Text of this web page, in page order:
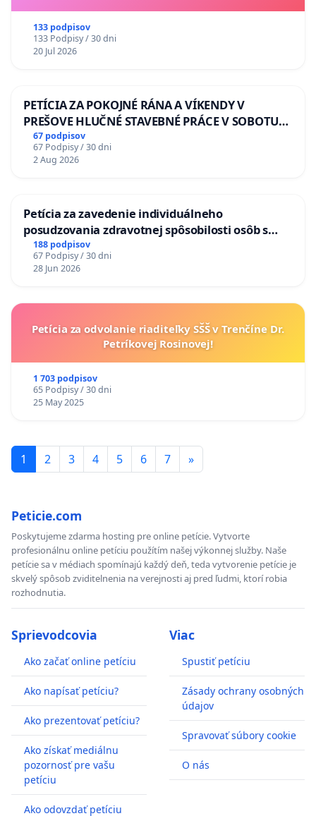
133 podpisov
133 Podpisy / 30 dni
20 Jul 2026
PETÍCIA ZA POKOJNÉ RÁNA A VÍKENDY V
PREŠOVE HLUČNÉ STAVEBNÉ PRÁCE V SOBOTU
LEN OD 9.00 DO 13.00 HOD., CEZ PRACOVNÝ
TÝŽDEŇ CIEĽ 8.00 – 18.00 HOD. A PRAVIDELNÁ
KONTROLA STAVBY C-AREA NA
67 podpisov
67 Podpisy / 30 dni
2 Aug 2026
Petícia za zavedenie individuálneho
posudzovania zdravotnej spôsobilosti osôb s
diabetom 1. a 2. typu pri prijímaní do
Policajného zboru SR
188 podpisov
67 Podpisy / 30 dni
28 Jun 2026
Petícia za odvolanie riaditeľky SŠŠ v Trenčíne Dr.
Petríkovej Rosinovej!
1 703 podpisov
65 Podpisy / 30 dni
25 May 2025
1 2 3 4 5 6 7 »
Peticie.com
Poskytujeme zdarma hosting pre online petície. Vytvorte
profesionálnu online petíciu použítím našej výkonnej služby. Naše
petície sa v médiach spomínajú každý deň, teda vytvorenie petície je
skvelý spôsob zviditelnenia na verejnosti aj pred ľudmi, ktorí robia
rozhodnutia.
Sprievodcovia
Ako začať online petíciu
Ako napísať petíciu?
Ako prezentovať petíciu?
Ako získať mediálnu
pozornosť pre vašu
petíciu
Ako odovzdať petíciu
Viac
Spustiť petíciu
Zásady ochrany osobných
údajov
Spravovať súbory cookie
O nás